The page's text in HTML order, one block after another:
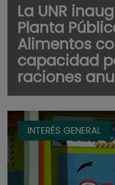
La UNR
Planta
Alimentos
capacidad
raciones
INTERÉS GENERAL